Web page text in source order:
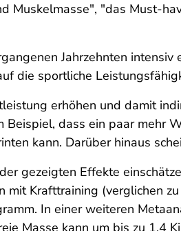
Muskelmasse", "das Must-
Jahrzehnten
die sportliche
erhöhen und damit
Beispiel, dass ein paar mehr
kann. Darüber hinaus
gezeigten Effekte
mit Krafttraining (verglichen
In einer weiteren
Masse kann um bis zu 1,4